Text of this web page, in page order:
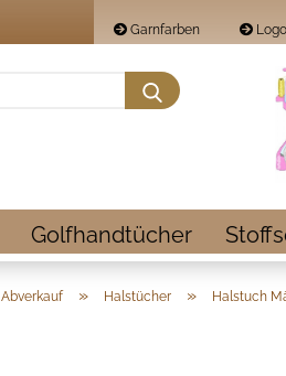
Garnfarben
Suche...
Golfhandtücher
Abverkauf » Halstücher » Halstuch